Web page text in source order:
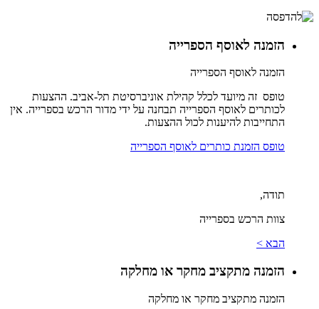
הזמנה לאוסף הספרייה
הזמנה לאוסף הספרייה
טופס זה מיועד לכלל קהילת אוניברסיטת תל-אביב. ההצעות
לכותרים לאוסף הספרייה תבחנה על ידי מדור הרכש בספרייה. אין
התחייבות להיענות לכול ההצעות.
טופס הזמנת כותרים לאוסף הספרייה
תודה,
צוות הרכש בספרייה
הבא >
הזמנה מתקציב מחקר או מחלקה
הזמנה מתקציב מחקר או מחלקה